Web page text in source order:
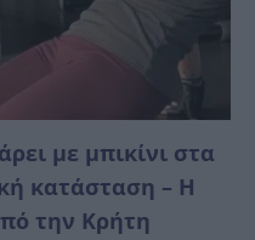
με μπικίνι στα
κατάσταση – Η
την Κρήτη